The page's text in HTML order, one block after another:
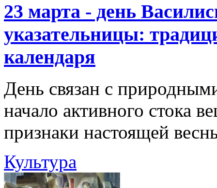
23 марта - день
указательницы:
календаря
День связан с
начало активного стока
признаки настоящей
Культура